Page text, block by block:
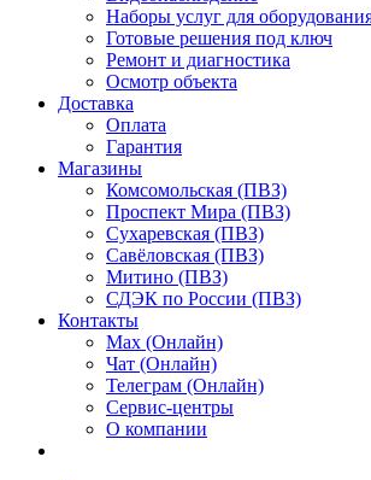
Наборы услуг для
Готовые решения под ключ
Ремонт и диагностика
Осмотр объекта
Доставка
Оплата
Гарантия
Магазины
Комсомольская (ПВЗ)
Проспект Мира (ПВЗ)
Сухаревская (ПВЗ)
Савёловская (ПВЗ)
Митино (ПВЗ)
СДЭК по России (ПВЗ)
Контакты
Max (Онлайн)
Чат (Онлайн)
Телеграм (Онлайн)
Сервис-центры
О компании